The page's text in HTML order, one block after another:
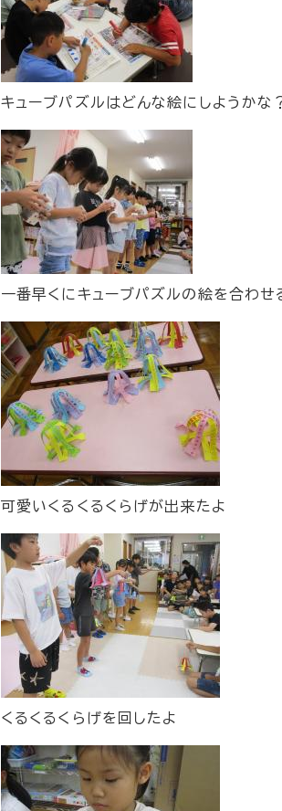
キューブパズルはどんな絵にしようかな
一番早くにキューブパズルの絵を合わせ
可愛いくるくるくらげが出来たよ
くるくるくらげを回したよ